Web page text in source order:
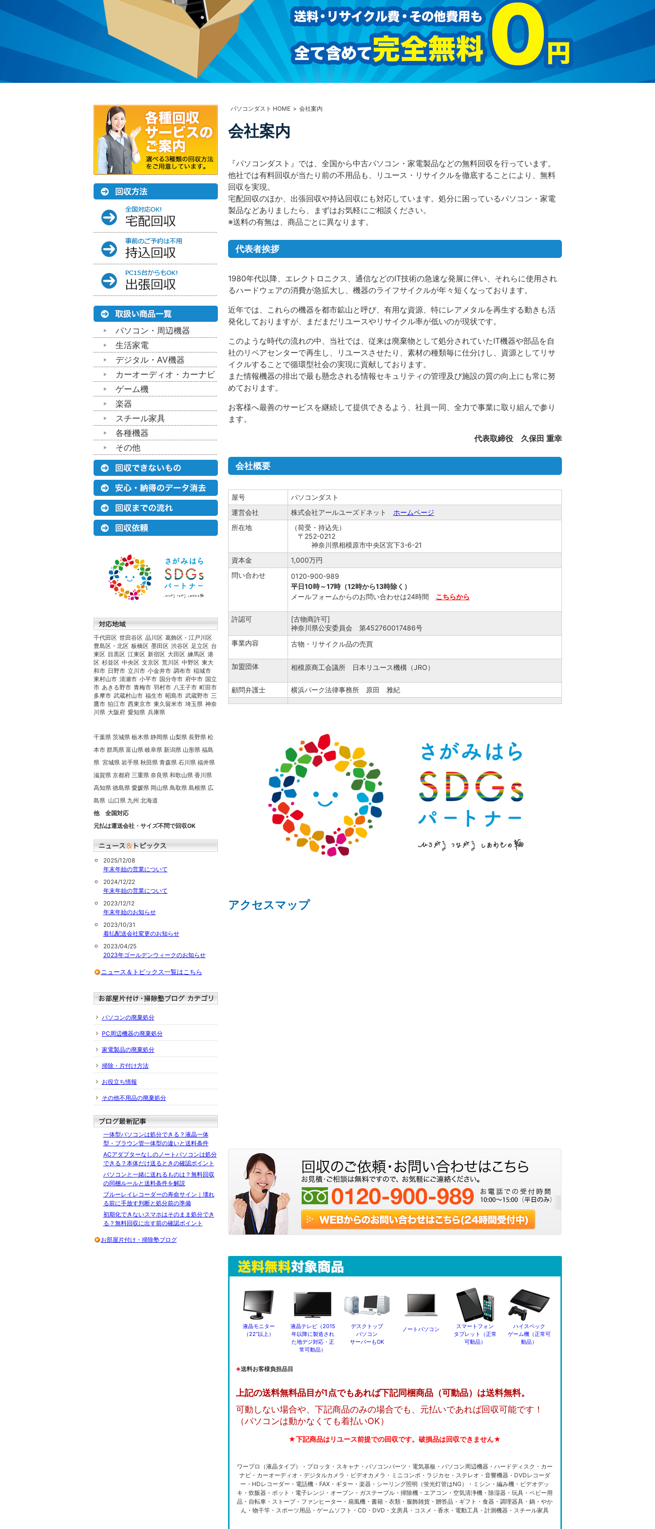
会社案内
『パソコンダスト』では、全国から中古パソコン・家電製品などの無料回収を行っています。
他社では有料回収が当たり前の不用品も、リユース・リサイクルを徹底することにより、無料
回収を実現。
宅配回収のほか、出張回収や持込回収にも対応しています。処分に困っているパソコン・家電
製品などありましたら、まずはお気軽にご相談ください。
※送料の有無は、商品ごとに異なります。
代表者挨拶
1980年代以降、エレクトロニクス、通信などのIT技術の急速な発展に伴い、それらに使用され
るハードウェアの消費が急拡大し、機器のライフサイクルが年々短くなっております。
近年では、これらの機器を都市鉱山と呼び、有用な資源、特にレアメタルを再生する動きも活
発化しておりますが、まだまだリユースやリサイクル率が低いのが現状です。
このような時代の流れの中、当社では、従来は廃棄物として処分されていたIT機器や部品を自
社のリペアセンターで再生し、リユースさせたり、素材の種類毎に仕分けし、資源としてリサ
イクルすることで循環型社会の実現に貢献しております。
また情報機器の排出で最も懸念される情報セキュリティの管理及び施設の質の向上にも常に努
めております。
お客様へ最善のサービスを継続して提供できるよう、社員一同、全力で事業に取り組んで参り
ます。
代表取締役 久保田 重幸
会社概要
屋号
パソコンダスト
運営会社
株式会社アールユーズドネット ホームページ
所在地
（荷受・持込先）
〒252-0212
神奈川県相模原市中央区宮下3-6-21
資本金
1,000万円
問い合わせ
0120-900-989
平日10時～17時（12時から13時除く）
メールフォームからのお問い合わせは24時間 こちらから
許認可
[古物商許可]
神奈川県公安委員会 第452760017486号
事業内容
古物・リサイクル品の売買
加盟団体 相模原商工会議所 日本リユース機構（JRO）
顧問弁護士 横浜パーク法律事務所　原田　雅紀
アクセスマップ
液晶モニター
（22”以上）
液晶テレビ（2015
年以降に製造され
た地デジ対応・正
常可動品）
デスクトップ
パソコン
サーバーもOK
ノートパソコン
スマートフォン
タブレット（正常
可動品）
ハイスペック
ゲーム機（正常可
動品）
※送料お客様負担品目
上記の送料無料品目が1点でもあれば下記同梱商品（可動品）は送料無料。
可動しない場合や、下記商品のみの場合でも、元払いであれば回収可能です！
（パソコンは動かなくても着払いOK）
★下記商品はリユース前提での回収です。破損品は回収できません★
ワープロ（液晶タイプ）・プロッタ・スキャナ・パソコンパーツ・電気基板・パソコン周辺機器・ハードディスク・カー
ナビ・カーオーディオ・デジタルカメラ・ビデオカメラ・ミニコンポ・ラジカセ・ステレオ・音響機器・DVDレコーダ
ー・HDレコーダー・電話機・FAX・ギター・楽器・シーリング照明（蛍光灯管はNG）・ミシン・編み機・ビデオデッ
キ・炊飯器・ポット・電子レンジ・オーブン・ガステーブル・掃除機・エアコン・空気清浄機・除湿器・玩具・ベビー用
品・自転車・ストーブ・ファンヒーター・扇風機・書籍・衣類・服飾雑貨・贈答品・ギフト・食器・調理器具・鍋・やか
ん・物干竿・スポーツ用品・ゲームソフト・CD・DVD・文房具・コスメ・香水・電動工具・計測機器・スチール家具
パソコンダスト HOME 会社案内
パソコン・周辺機器
生活家電
デジタル・AV機器
カーオーディオ・カーナビ
ゲーム機
楽器
スチール家具
各種機器
その他
千代田区 世田谷区 品川区 葛飾区・江戸川区
豊島区・北区 板橋区 墨田区 渋谷区 足立区 台
東区 目黒区 江東区 新宿区 大田区 練馬区 港
区 杉並区 中央区 文京区 荒川区 中野区 東大
和市 日野市 立川市 小金井市 調布市 稲城市
東村山市 清瀬市 小平市 国分寺市 府中市 国立
市 あきる野市 青梅市 羽村市 八王子市 町田市
多摩市 武蔵村山市 福生市 昭島市 武蔵野市 三
鷹市 狛江市 西東京市 東久留米市 埼玉県 神奈
川県 大阪府 愛知県 兵庫県
千葉県 茨城県 栃木県 静岡県 山梨県 長野県 松
本市 群馬県 富山県 岐阜県 新潟県 山形県 福島
県 宮城県 岩手県 秋田県 青森県 石川県 福井県
滋賀県 京都府 三重県 奈良県 和歌山県 香川県
高知県 徳島県 愛媛県 岡山県 鳥取県 島根県 広
島県 山口県 九州 北海道
他 全国対応
元払は運送会社・サイズ不問で回収OK
2025/12/08
年末年始の営業について
2024/12/22
年末年始の営業について
2023/12/12
年末年始のお知らせ
2023/10/31
着払配送会社変更のお知らせ
2023/04/25
2023年ゴールデンウィークのお知らせ
ニュース＆トピックス一覧はこちら
パソコンの廃棄処分
PC周辺機器の廃棄処分
家電製品の廃棄処分
掃除・片付け方法
お役立ち情報
その他不用品の廃棄処分
一体型パソコンは処分できる？液晶一体
型・ブラウン管一体型の違いと送料条件
ACアダプターなしのノートパソコンは処分
できる？本体だけ送るときの確認ポイント
パソコンと一緒に送れるものは？無料回収
の同梱ルールと送料条件を解説
ブルーレイレコーダーの寿命サイン｜壊れ
る前に手放す判断と処分前の準備
初期化できないスマホはそのまま処分でき
る？無料回収に出す前の確認ポイント
お部屋片付け・掃除塾ブログ